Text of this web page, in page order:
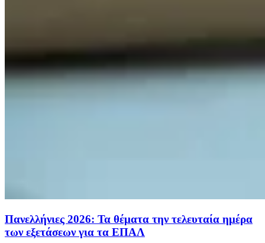
Πανελλήνιες 2026: Τα θέματα την τελευταία ημέρα
των εξετάσεων για τα ΕΠΑΛ